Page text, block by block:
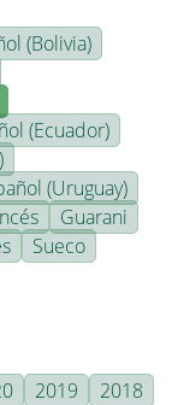
(Bolivia)
(Ecuador)
(Uruguay)
Guarani
Sueco
2019
2018